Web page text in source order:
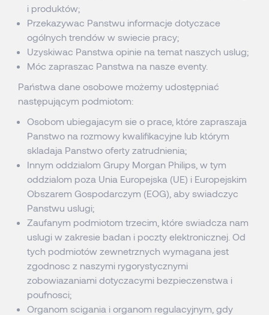
i produktów;
Przekazywac Panstwu informacje dotyczace
ogólnych trendów w swiecie pracy;
Uzyskiwac Panstwa opinie na temat naszych uslug;
Móc zapraszac Panstwa na nasze eventy.
Państwa dane osobowe możemy udostępniać
następującym podmiotom:
Osobom ubiegajacym sie o prace, które zapraszaja
Panstwo na rozmowy kwalifikacyjne lub którym
skladaja Panstwo oferty zatrudnienia;
Innym oddzialom Grupy Morgan Philips, w tym
oddzialom poza Unia Europejska (UE) i Europejskim
Obszarem Gospodarczym (EOG), aby swiadczyc
Panstwu uslugi;
Zaufanym podmiotom trzecim, które swiadcza nam
uslugi w zakresie badan i poczty elektronicznej. Od
tych podmiotów zewnetrznych wymagana jest
zgodnosc z naszymi rygorystycznymi
zobowiazaniami dotyczacymi bezpieczenstwa i
poufnosci;
Organom scigania i organom regulacyjnym, gdy